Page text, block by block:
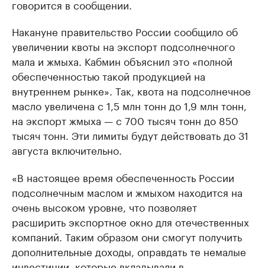
говорится в сообщении.
Накануне правительство России сообщило об
увеличении квоты на экспорт подсолнечного
мала и жмыха. Кабмин объяснил это «полной
обеспеченностью такой продукцией на
внутреннем рынке». Так, квота на подсолнечное
масло увеличена с 1,5 млн тонн до 1,9 млн тонн,
на экспорт жмыха — с 700 тысяч тонн до 850
тысяч тонн. Эти лимиты будут действовать до 31
августа включительно.
«В настоящее время обеспеченность России
подсолнечным маслом и жмыхом находится на
очень высоком уровне, что позволяет
расширить экспортное окно для отечественных
компаний. Таким образом они смогут получить
дополнительные доходы, оправдать те немалые